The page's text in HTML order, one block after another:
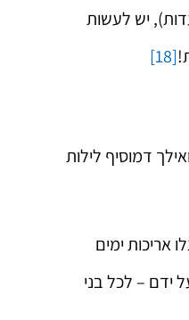
יש לעשות
[18]
דמוסיף לילות
אריכות ימים
ידם – לכל בני